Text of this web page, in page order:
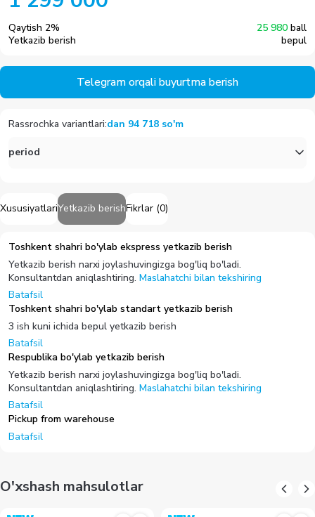
XususiyatlariYetkazib berishFikrlar (0)
Toshkent shahri bo'ylab ekspress yetkazib berish
Yetkazib berish narxi joylashuvingizga bog'liq bo'ladi.
Konsultantdan aniqlashtiring. Maslahatchi bilan tekshiring
Batafsil
Toshkent shahri bo'ylab standart yetkazib berish
3 ish kuni ichida bepul yetkazib berish
Batafsil
Respublika bo'ylab yetkazib berish
Yetkazib berish narxi joylashuvingizga bog'liq bo'ladi.
Konsultantdan aniqlashtiring. Maslahatchi bilan tekshiring
Batafsil
Pickup from warehouse
Batafsil
Qaytish 2% 25 980 ball
Yetkazib berish
bepul
Telegram orqali buyurtma berish
Rassrochka variantlari:dan 94 718 so'm
period
O'xshash mahsulotlar